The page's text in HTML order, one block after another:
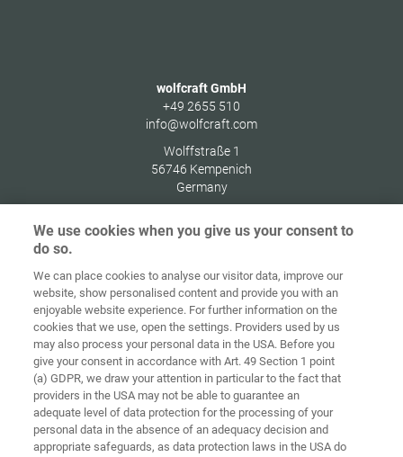
wolfcraft GmbH
+49 2655 510
info@wolfcraft.com
Wolffstraße 1
56746 Kempenich
Germany
Alkusivu Yhteystiedot Julkaisutiedot Tietosuoja
Käyttöehdot
Tietoja
evästeistä
Kirjaudu
sisään
Accessibility
Statement
Evästeasetukset
We use cookies when you give us your consent to
do so.
We can place cookies to analyse our visitor data, improve our
website, show personalised content and provide you with an
enjoyable website experience. For further information on the
cookies that we use, open the settings. Providers used by us
may also process your personal data in the USA. Before you
give your consent in accordance with Art. 49 Section 1 point
(a) GDPR, we draw your attention in particular to the fact that
providers in the USA may not be able to guarantee an
adequate level of data protection for the processing of your
personal data in the absence of an adequacy decision and
appropriate safeguards, as data protection laws in the USA do